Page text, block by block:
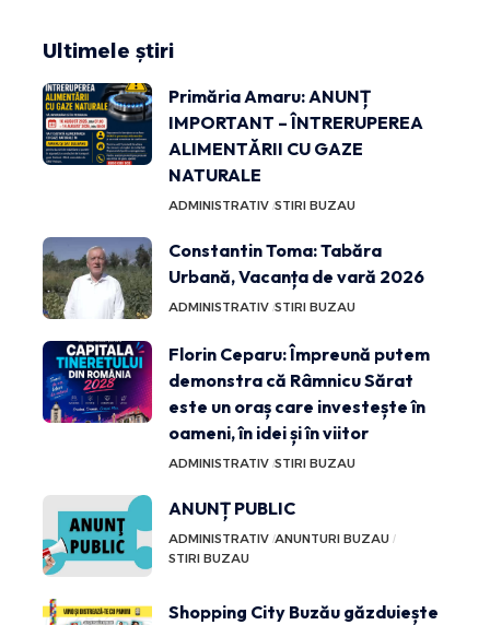
Ultimele știri
Primăria Amaru: ANUNȚ
IMPORTANT – ÎNTRERUPEREA
ALIMENTĂRII CU GAZE
NATURALE
ADMINISTRATIV STIRI BUZAU
Constantin Toma: Tabăra
Urbană, Vacanța de vară 2026
ADMINISTRATIV STIRI BUZAU
Florin Ceparu: Împreună putem
demonstra că Râmnicu Sărat
este un oraș care investește în
oameni, în idei și în viitor
ADMINISTRATIV STIRI BUZAU
ANUNȚ PUBLIC
ADMINISTRATIV ANUNTURI BUZAU
STIRI BUZAU
Shopping City Buzău găzduiește